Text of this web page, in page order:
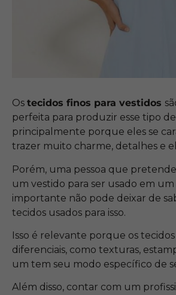
Os tecidos finos para vestidos
perfeita para produzir esse tipo
principalmente porque eles se
trazer muito charme, detalhes e
Porém, uma pessoa que
um vestido para ser usado em
importante não pode deixar de
tecidos usados para isso.
Isso é relevante porque os
diferenciais, como texturas,
um tem seu modo específico de
Além disso, contar com um